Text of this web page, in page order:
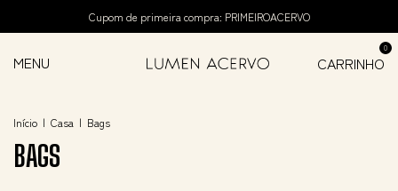
Cupom de primeira compra: PRIMEIROACERVO
MENU CARRINHO
0
Início | Casa | Bags
BAGS